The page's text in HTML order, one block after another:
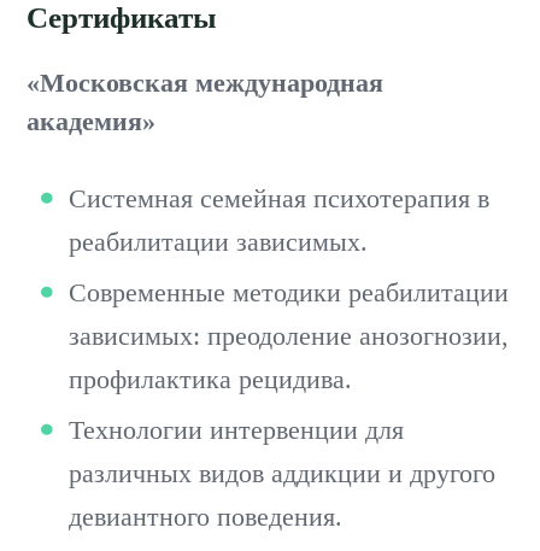
Сертификаты
«Московская международная
академия»
Системная семейная психотерапия в
реабилитации зависимых.
Современные методики реабилитации
зависимых: преодоление анозогнозии,
профилактика рецидива.
Технологии интервенции для
различных видов аддикции и другого
девиантного поведения.